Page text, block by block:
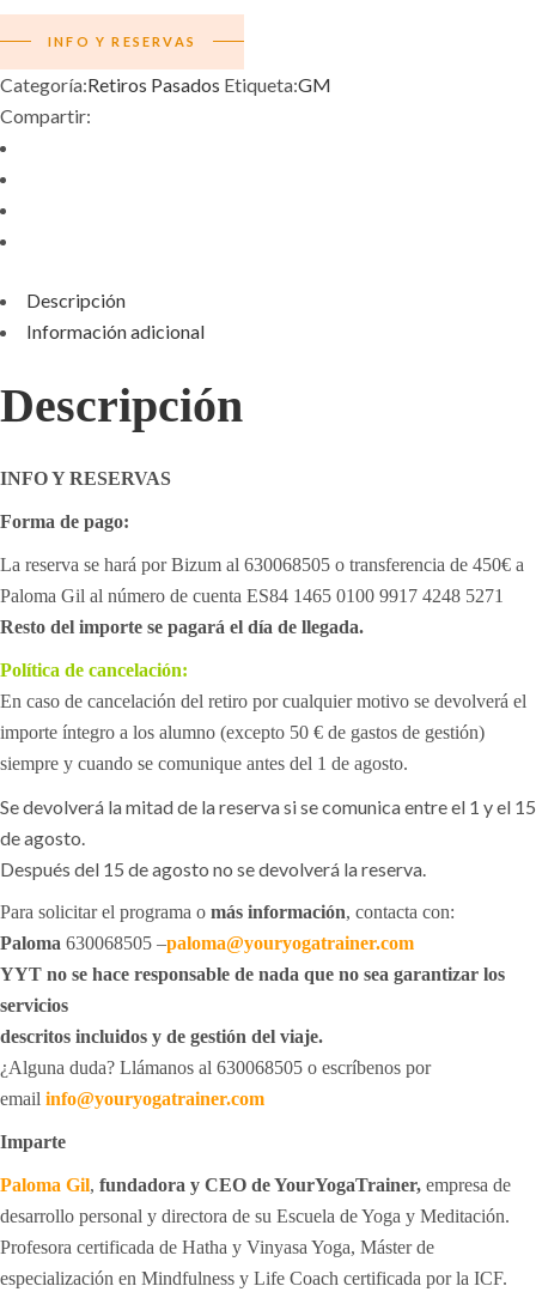
INFO Y RESERVAS
Categoría:Retiros Pasados Etiqueta:GM
Compartir:
Descripción
Información adicional
Descripción
INFO Y RESERVAS
Forma de pago:
La reserva se hará por Bizum al 630068505 o transferencia de 450€ a
Paloma Gil al número de cuenta ES84 1465 0100 9917 4248 5271
Resto del importe se pagará el día de llegada.
Política de cancelación:
En caso de cancelación del retiro por cualquier motivo se devolverá el
importe íntegro a los alumno (excepto 50 € de gastos de gestión)
siempre y cuando se comunique antes del 1 de agosto.
Se devolverá la mitad de la reserva si se comunica entre el 1 y el 15
de agosto.
Después del 15 de agosto no se devolverá la reserva.
Para solicitar el programa o más información, contacta con:
Paloma 630068505 –paloma@youryogatrainer.com
YYT no se hace responsable de nada que no sea garantizar los
servicios
descritos incluidos y de gestión del viaje.
¿Alguna duda? Llámanos al 630068505 o escríbenos por
email info@youryogatrainer.com
Imparte
Paloma Gil, fundadora y CEO de YourYogaTrainer, empresa de
desarrollo personal y directora de su Escuela de Yoga y Meditación.
Profesora certificada de Hatha y Vinyasa Yoga, Máster de
especialización en Mindfulness y Life Coach certificada por la ICF.